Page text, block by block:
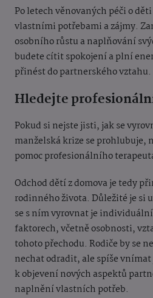
Po letech věnovaných péči o
vlastními potřebami a zájmy.
osobního růstu a naplňování
budete cítit spokojení a plní
přinést do partnerského vztahu.
Hledejte
Pokud si nejste jisti, jak se
manželská krize se prohlubuje,
pomoc profesionálního
Odchod dětí z domova je tedy
rodinného života. Důležité je si
se s ním vyrovnat je
faktorech, včetně osobnosti,
tohoto přechodu. Rodiče by se
nechat odradit, ale spíše
k objevení nových aspektů
naplnění vlastních potřeb.